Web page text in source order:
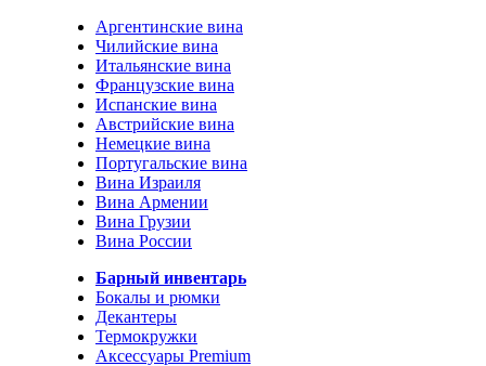
Аргентинские вина
Чилийские вина
Итальянские вина
Французские вина
Испанские вина
Австрийские вина
Немецкие вина
Португальские вина
Вина Израиля
Вина Армении
Вина Грузии
Вина России
Барный инвентарь
Бокалы и рюмки
Декантеры
Термокружки
Аксессуары Premium